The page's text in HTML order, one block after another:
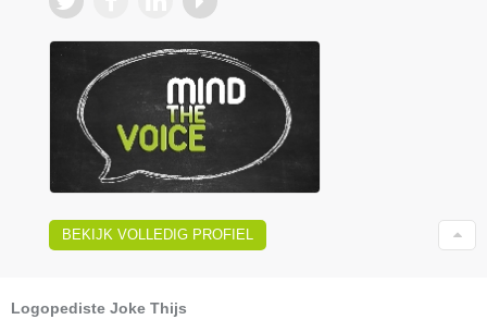
BEKIJK VOLLEDIG PROFIEL
Logopediste Joke Thijs